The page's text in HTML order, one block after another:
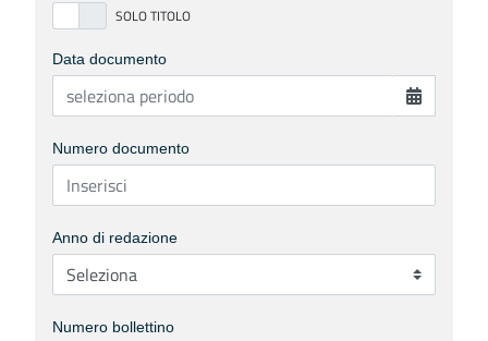
Data documento
Numero documento
Anno di redazione
Numero bollettino